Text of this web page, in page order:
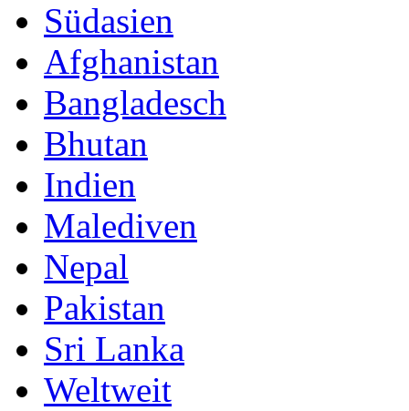
Südasien
Afghanistan
Bangladesch
Bhutan
Indien
Malediven
Nepal
Pakistan
Sri Lanka
Weltweit